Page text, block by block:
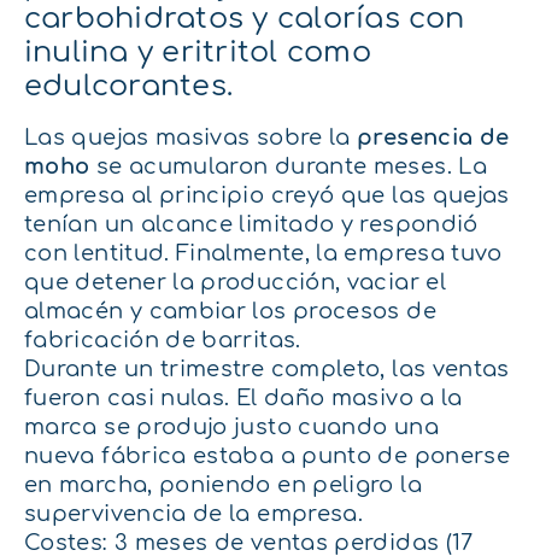
carbohidratos y calorías con
inulina y eritritol como
edulcorantes.
Las quejas masivas sobre la presencia de
moho se acumularon durante meses. La
empresa al principio creyó que las quejas
tenían un alcance limitado y respondió
con lentitud. Finalmente, la empresa tuvo
que detener la producción, vaciar el
almacén y cambiar los procesos de
fabricación de barritas.
Durante un trimestre completo, las ventas
fueron casi nulas. El daño masivo a la
marca se produjo justo cuando una
nueva fábrica estaba a punto de ponerse
en marcha, poniendo en peligro la
supervivencia de la empresa.
Costes: 3 meses de ventas perdidas (17